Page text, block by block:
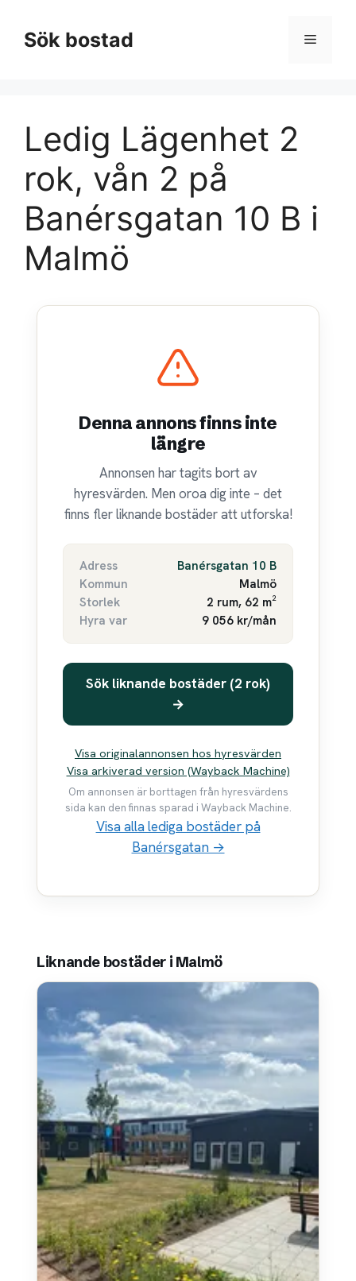
innehållSök bostad Meny
Ledig Lägenhet 2
rok, vån 2 på
Banérsgatan 10 B i
Malmö
Denna annons finns inte
längre
Annonsen har tagits bort av
hyresvärden. Men oroa dig inte – det
finns fler liknande bostäder att utforska!
Adress
Banérsgatan 10 B
Kommun
Malmö
Storlek
2 rum, 62 m²
Hyra var
9 056 kr/mån
Sök liknande bostäder (2 rok)
→
Visa originalannonsen hos hyresvärden
Visa arkiverad version (Wayback Machine)
Om annonsen är borttagen från hyresvärdens
sida kan den finnas sparad i Wayback Machine.
Visa alla lediga bostäder på
Banérsgatan →
Liknande bostäder i Malmö